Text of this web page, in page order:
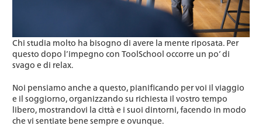
Chi studia molto ha bisogno di avere la mente riposata. Per
questo dopo l’impegno con ToolSchool occorre un po’ di
svago e di relax.
Noi pensiamo anche a questo, pianificando per voi il viaggio
e il soggiorno, organizzando su richiesta il vostro tempo
libero, mostrandovi la città e i suoi dintorni, facendo in modo
che vi sentiate bene sempre e ovunque.